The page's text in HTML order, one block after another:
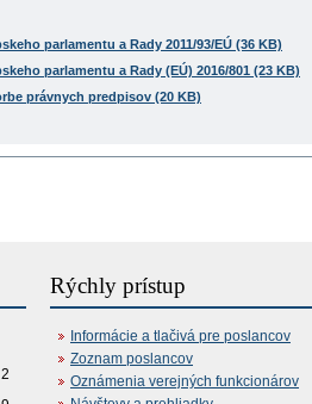
parlamentu a Rady 2011/93/EÚ (36 KB)
parlamentu a Rady (EÚ) 2016/801 (23 KB)
právnych predpisov (20 KB)
2
Rýchly prístup
Informácie a tlačivá pre poslancov
Zoznam poslancov
Oznámenia verejných funkcionárov